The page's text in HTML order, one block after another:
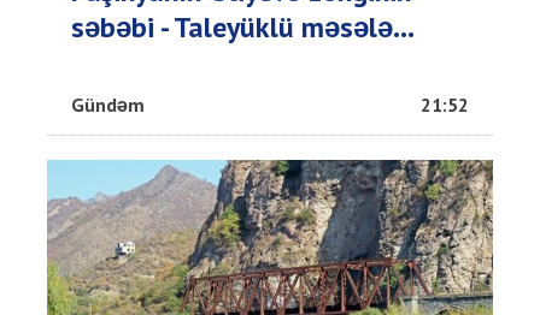
səbəbi - Taleyüklü məsələ...
Gündəm 21:52